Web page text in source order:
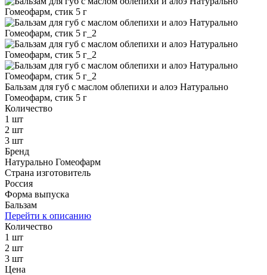
Бальзам для губ с маслом облепихи и алоэ Натурально
Гомеофарм, стик 5 г
Количество
1 шт
2 шт
3 шт
Бренд
Натурально Гомеофарм
Страна изготовитель
Россия
Форма выпуска
Бальзам
Перейти к описанию
Количество
1 шт
2 шт
3 шт
Цена